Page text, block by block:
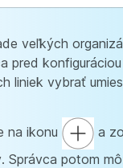
veľkých
pred
liniek vybrať
na ikonu
a
Správca potom